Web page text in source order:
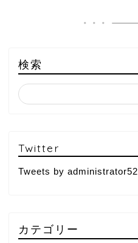
検索
Twitter
Tweets by administrator52
カテゴリー